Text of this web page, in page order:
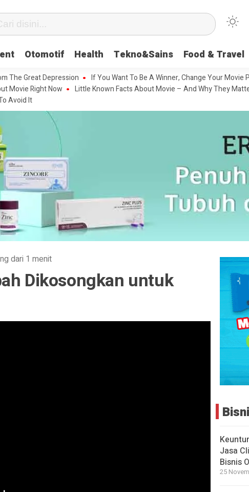
Otomotif Health Tekno&Sains Food & Travel
The Great Depression
If You Want To Be A Winner, Change Your Movie
Movie Right Now
Little Known Facts About Movie – And Why They
Avoid It
dari 1 menit
Dikosongkan untuk
Jasa
Bisnis
25